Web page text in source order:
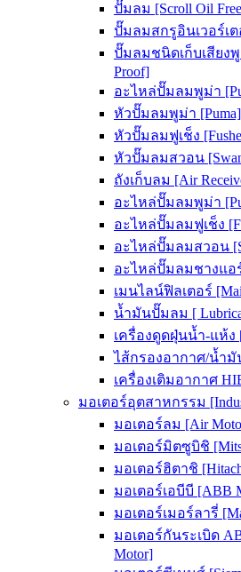
ปั๊มลม [Scroll Oil
ปั๊มลมสกรูอินเวอร์เต
ปั๊มลมชนิดเก็บเสียงพู
Proof]
อะไหล่ปั๊มลมพูม่า
หัวปั๊มลมพูม่า [Puma]
หัวปั๊มลมฟูเช็ง
หัวปั๊มลมสวอน
ถังเก็บลม [Air
อะไหล่ปั๊มลมพูม่า
อะไหล่ปั๊มลมฟูเช็ง
อะไหล่ปั๊มลมสวอน
อะไหล่ปั๊มลมชางแอร์
เมนไลน์ฟิลเตอร์
น้ำมันปั๊มลม [
เครื่องดูดฝุ่นน้ำ-แห้ง
ไส้กรองอากาศ/น้ำมั
เครื่องเติมอากาศ
มอเตอร์อุตสาหกรรม
มอเตอร์ลม [Air
มอเตอร์มิตซูบิชิ
มอเตอร์ฮิตาชิ
มอเตอร์เอบีบี [ABB
มอเตอร์เมอร์ลารี่
มอเตอร์กันระเบิด
Motor]